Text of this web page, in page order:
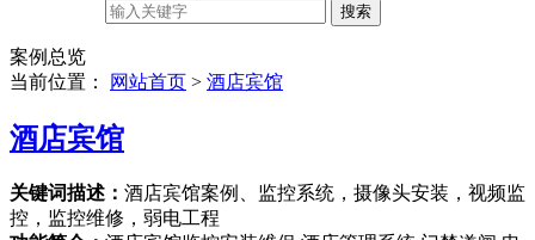
搜索
案例总览
当前位置：
网站首页 > 酒店宾馆
酒店宾馆
关键词描述： 酒店宾馆案例、监控系统，摄像头安装，视频监
控，监控维修，弱电工程